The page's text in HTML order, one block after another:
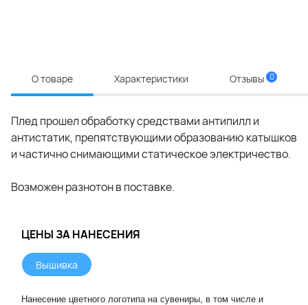
О товаре Характеристики Отзывы 0
Плед прошел обработку средствами антипилл и
антистатик, препятствующими образованию катышков
и частично снимающими статическое электричество.
Возможен разнотон в поставке.
ЦЕНЫ ЗА НАНЕСЕНИЯ
Вышивка
Нанесение цветного логотипа на сувениры, в том числе и